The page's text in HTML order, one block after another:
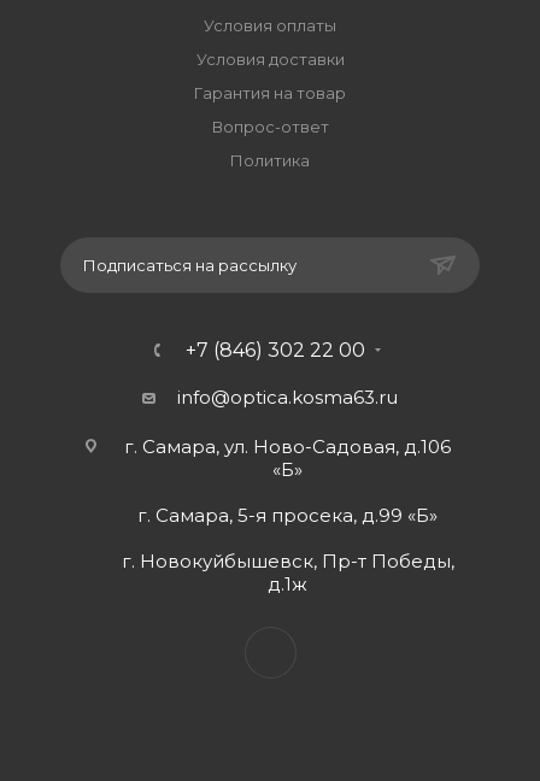
Условия оплаты
Условия доставки
Гарантия на товар
Вопрос-ответ
Политика
Подписаться на рассылку
+7 (846) 302 22 00
info@optica.kosma63.ru
г. Самара, ул. Ново-Садовая, д.106
«Б»
г. Самара, 5-я просека, д.99 «Б»
г. Новокуйбышевск, Пр-т Победы,
д.1ж